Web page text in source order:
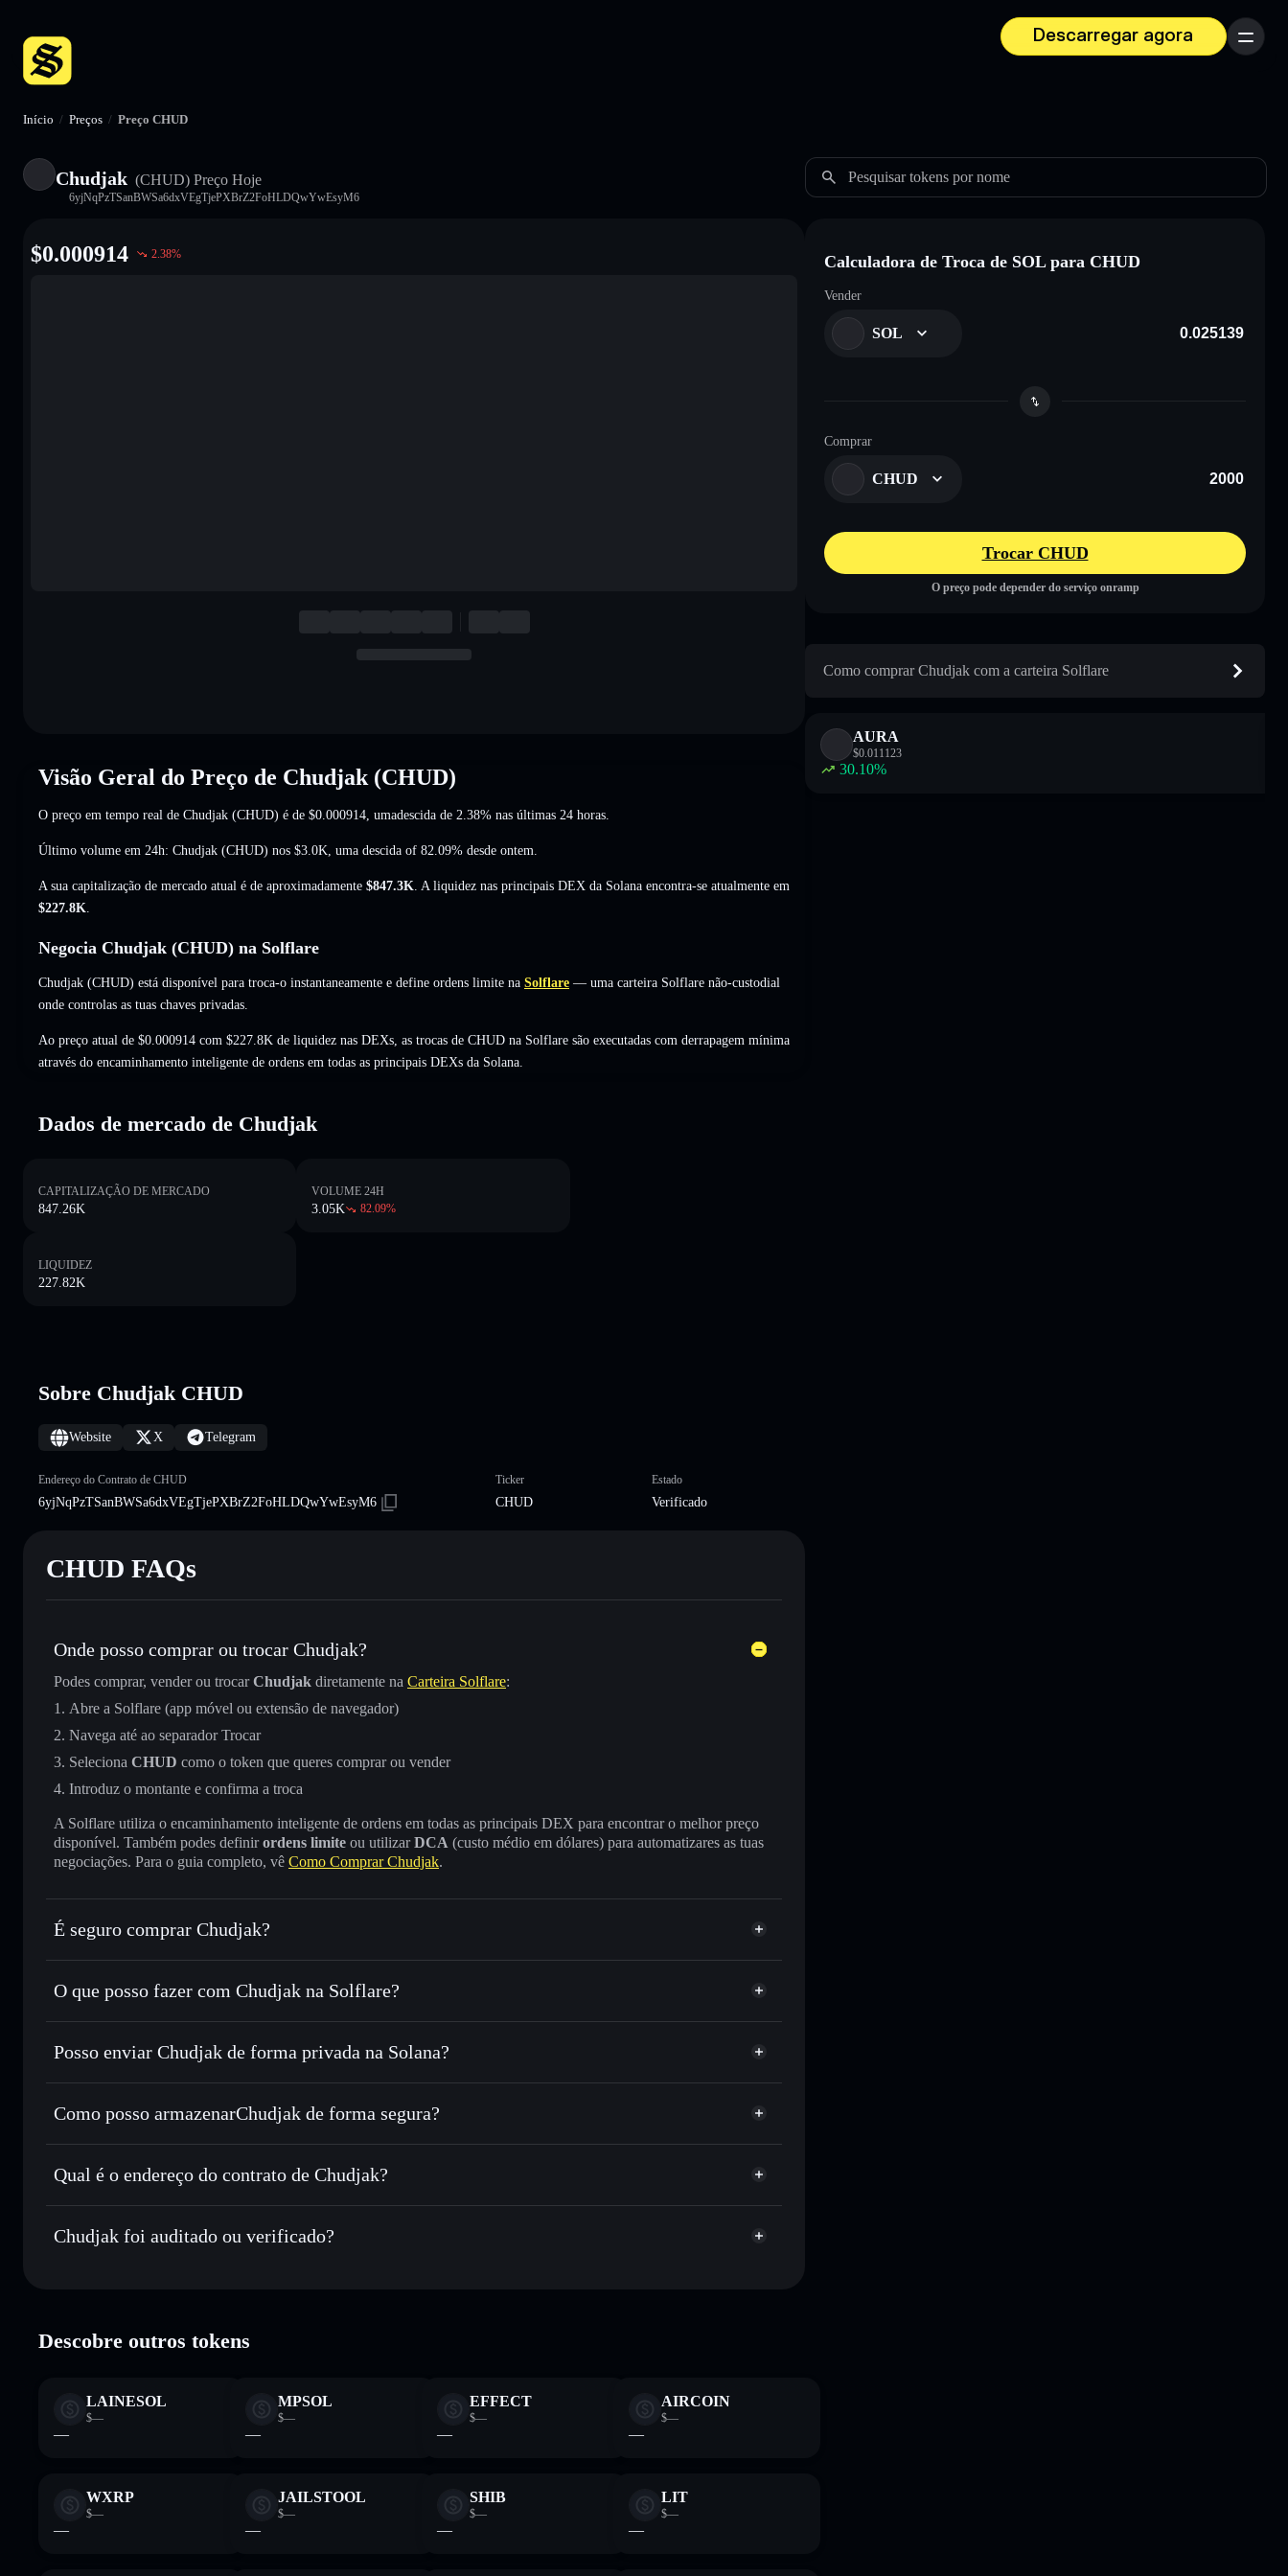
Descarregar agora
Menu
Início / Preços / Preço CHUD
Chudjak (CHUD) Preço Hoje
6yjNqPzTSanBWSa6dxVEgTjePXBrZ2FoHLDQwYwEsyM6
Pesquisar tokens por nome
$0.000914 2.38%
Visão Geral do Preço de Chudjak (CHUD)
O preço em tempo real de Chudjak (CHUD) é de $0.000914 , umadescida de 2.38% nas últimas 24 horas.
Último volume em 24h: Chudjak (CHUD) nos $3.0K uma descida of 82.09% desde ontem.
A sua capitalização de mercado atual é de aproximadamente $847.3K . A liquidez nas principais DEX da Solana encontra-se atualmente em
$227.8K
Negocia Chudjak (CHUD) na Solflare
Chudjak (CHUD) está disponível para troca-o instantaneamente e define ordens limite na Solflare — uma carteira Solflare não-custodial
onde controlas as tuas chaves privadas.
Ao preço atual de $0.000914 com $227.8K de liquidez nas DEXs, as trocas de CHUD na Solflare são executadas com derrapagem mínima
através do encaminhamento inteligente de ordens em todas as principais DEXs da Solana.
Dados de mercado de Chudjak
CAPITALIZAÇÃO DE MERCADO
847.26K
VOLUME 24H
3.05K 82.09%
LIQUIDEZ
227.82K
Sobre Chudjak CHUD
Website X Telegram
Endereço do Contrato de CHUD
6yjNqPzTSanBWSa6dxVEgTjePXBrZ2FoHLDQwYwEsyM6
Ticker
CHUD
Estado
Verificado
CHUD FAQs
Onde posso comprar ou trocar Chudjak?
Podes comprar, vender ou trocarChudjak diretamente na Carteira Solflare:
Abre a Solflare (app móvel ou extensão de navegador)
Navega até ao separador Trocar
Seleciona CHUD como o token que queres comprar ou vender
Introduz o montante e confirma a troca
A Solflare utiliza o encaminhamento inteligente de ordens em todas as principais DEX para encontrar o melhor preço
disponível. Também podes definirordens limite ou utilizarDCA (custo médio em dólares) para automatizares as tuas
negociações. Para o guia completo, vê Como Comprar Chudjak.
É seguro comprar Chudjak?
Chudjak token verificado
O que posso fazer com Chudjak na Solflare?
Chudjak
Carteira Solflare
Trocar instantaneamente— trocar CHUD por SOL, USDC ou milhares de outros tokens Solana com
Utilizar DCA— investir de forma faseada ao longo do tempo em CHUD
Enviar de forma privada— transferir CHUD sem associar publicamente as carteiras usando o Agregador de
Privacidade integrado da Solflare
Posso enviar Chudjak de forma privada na Solana?
Carteira Solflare
Agregador de Privacidade
Como posso armazenarChudjak de forma segura?
Chudjak carteira não-custodial Solflare
Qual é o endereço do contrato de Chudjak?
Chudjak
6yjNqPzTSanBWSa6dxVEgTjePXBrZ2FoHLDQwYwEsyM6
Chudjak foi auditado ou verificado?
Descobre outros tokens
LAINESOL
$—
—
MPSOL
$—
—
EFFECT
$—
—
AIRCOIN
$—
—
WXRP
$—
—
JAILSTOOL
$—
—
SHIB
$—
—
LIT
$—
—
Calculadora de Troca de SOL para CHUD
Vender
SOL
Comprar
CHUD
Trocar CHUD
O preço pode depender do serviço onramp
Como comprar Chudjak com a carteira Solflare
AURA
$0.011123
30.10%